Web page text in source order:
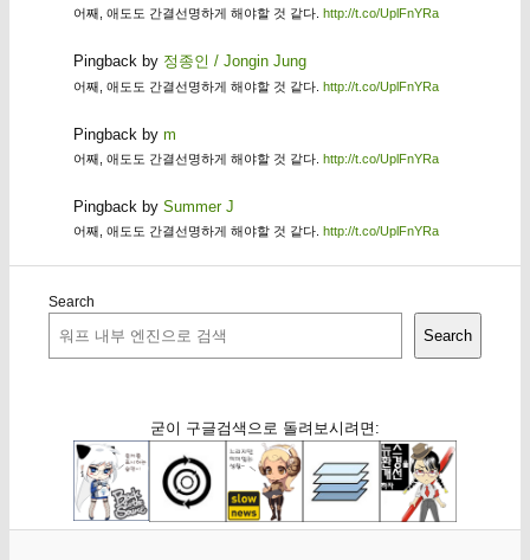
어째, 애도도 간결선명하게 해야할 것 같다. http://t.co/UplFnYRa
Pingback by 정종인 / Jongin Jung
어째, 애도도 간결선명하게 해야할 것 같다. http://t.co/UplFnYRa
Pingback by m
어째, 애도도 간결선명하게 해야할 것 같다. http://t.co/UplFnYRa
Pingback by Summer J
어째, 애도도 간결선명하게 해야할 것 같다. http://t.co/UplFnYRa
Search
Search
굳이 구글검색으로 돌려보시려면: